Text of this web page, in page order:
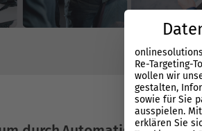
Re-Targeting-
wollen wir
gestalten,
sowie für Sie
ausspielen.
erklären Sie